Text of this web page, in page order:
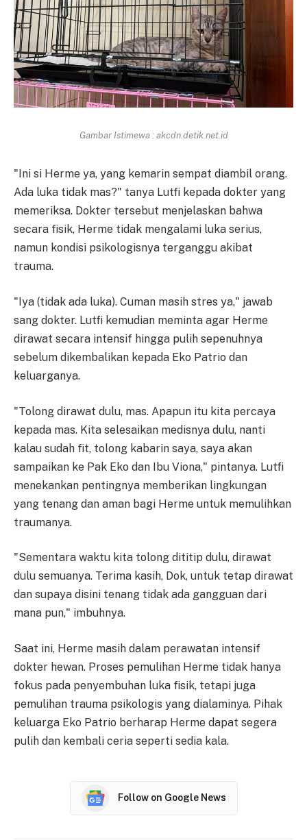
Gambar Istimewa : akcdn.detik.net.id
"Ini si Herme ya, yang kemarin sempat diambil orang.
Ada luka tidak mas?" tanya Lutfi kepada dokter yang
memeriksa. Dokter tersebut menjelaskan bahwa
secara fisik, Herme tidak mengalami luka serius,
namun kondisi psikologisnya terganggu akibat
trauma.
"Iya (tidak ada luka). Cuman masih stres ya," jawab
sang dokter. Lutfi kemudian meminta agar Herme
dirawat secara intensif hingga pulih sepenuhnya
sebelum dikembalikan kepada Eko Patrio dan
keluarganya.
"Tolong dirawat dulu, mas. Apapun itu kita percaya
kepada mas. Kita selesaikan medisnya dulu, nanti
kalau sudah fit, tolong kabarin saya, saya akan
sampaikan ke Pak Eko dan Ibu Viona," pintanya. Lutfi
menekankan pentingnya memberikan lingkungan
yang tenang dan aman bagi Herme untuk memulihkan
traumanya.
"Sementara waktu kita tolong dititip dulu, dirawat
dulu semuanya. Terima kasih, Dok, untuk tetap dirawat
dan supaya disini tenang tidak ada gangguan dari
mana pun," imbuhnya.
Saat ini, Herme masih dalam perawatan intensif
dokter hewan. Proses pemulihan Herme tidak hanya
fokus pada penyembuhan luka fisik, tetapi juga
pemulihan trauma psikologis yang dialaminya. Pihak
keluarga Eko Patrio berharap Herme dapat segera
pulih dan kembali ceria seperti sedia kala.
Follow on Google News